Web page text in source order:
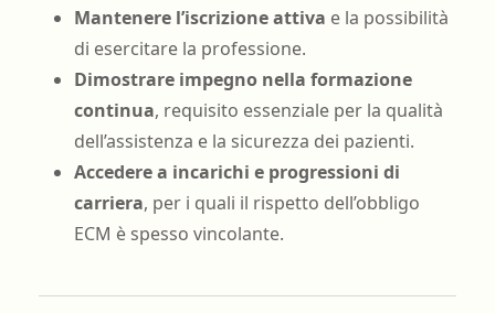
Mantenere l’iscrizione attiva e la possibilità
di esercitare la professione.
Dimostrare impegno nella formazione
continua, requisito essenziale per la qualità
dell’assistenza e la sicurezza dei pazienti.
Accedere a incarichi e progressioni di
carriera, per i quali il rispetto dell’obbligo
ECM è spesso vincolante.